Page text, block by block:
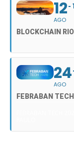
12
AGO
BLOCKCHAIN
24
AGO
FEBRABAN